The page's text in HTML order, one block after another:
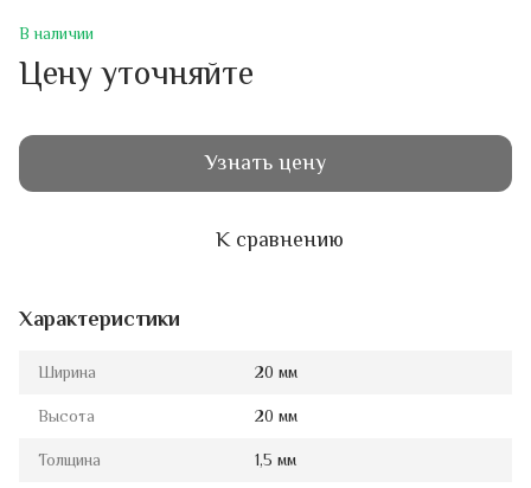
В наличии
Цену уточняйте
Узнать цену
К сравнению
Характеристики
Ширина 20 мм
Высота 20 мм
Толщина 1,5 мм